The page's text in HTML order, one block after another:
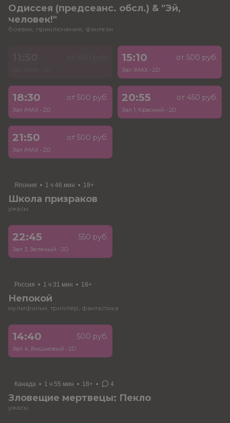
Одиссея (предсеанс. обсл.) & "Эй,
человек!"
боевик, приключения, фэнтези
15:10 от 500 руб.
Зал IMAX • 2D
18:30 от 500 руб.
Зал IMAX • 2D
20:55 от 450 руб.
Зал 1, Красный • 2D
21:50 от 500 руб.
Зал IMAX • 2D
Япония • 1 ч 46 мин • 18+
Школа призраков
ужасы
22:45 550 руб.
Зал 3, Зеленый • 2D
Россия • 1 ч 31 мин • 18+
Непокой
мультфильм, триллер, фантастика
14:40 500 руб.
Зал 4, Вишневый • 2D
Канада • 1 ч 55 мин • 18+ • 4
Зловещие мертвецы: Пекло
ужасы